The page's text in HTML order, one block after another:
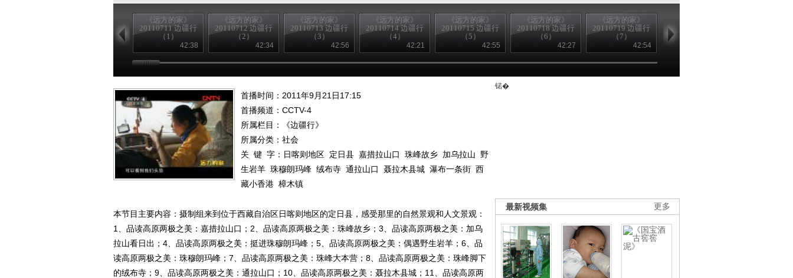
《远方的家》
20110711 边疆行
（1）
42:38
《远方的家》
20110712 边疆行
（2）
42:34
《远方的家》
20110713 边疆行
（3）
42:56
《远方的家》
20110714 边疆行
（4）
42:21
《远方的家》
20110715 边疆行
（5）
42:55
《远方的家》
20110718 边疆行
（6）
42:27
《远方的家》
20110719 边疆行
（7）
42:54
20110720 边疆行
首播时间：2011年9月21日17:15
首播频道： CCTV-4
所属栏目：
《边疆行》
所属分类：社会
关 键 字： 日喀则地区 定日县 嘉措拉山口 珠峰故乡 加乌拉山
野
生岩羊 珠穆朗玛峰 绒布寺 通拉山口 聂拉木县城 瀑布一条街 西
藏小香港 樟木镇
本节目主要内容：摄制组来到位于西藏自治区日喀则地区的定日县，感受那里的自然景观和人文景观：
1、品读高原两极之美：嘉措拉山口；2、品读高原两极之美：珠峰故乡；3、品读高原两极之美：加乌
拉山看日出；4、品读高原两极之美：挺进珠穆朗玛峰；5、品读高原两极之美：偶遇野生岩羊；6、品
读高原两极之美：珠穆朗玛峰；7、品读高原两极之美：珠峰大本营；8、品读高原两极之美：珠峰脚下
的绒布寺；9、品读高原两极之美：通拉山口；10、品读高原两极之美：聂拉木县城；11、品读高原两
锘�
更多
最新视频集